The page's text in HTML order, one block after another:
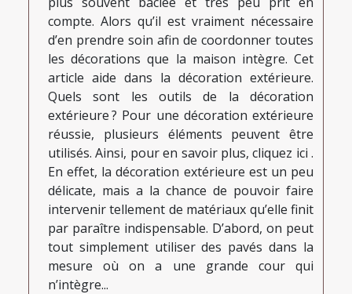
compte. Alors qu’il est vraiment nécessaire
d’en prendre soin afin de coordonner toutes
les décorations que la maison intègre. Cet
article aide dans la décoration extérieure.
Quels sont les outils de la décoration
extérieure ? Pour une décoration extérieure
réussie, plusieurs éléments peuvent être
utilisés. Ainsi, pour en savoir plus, cliquez ici .
En effet, la décoration extérieure est un peu
délicate, mais a la chance de pouvoir faire
intervenir tellement de matériaux qu’elle finit
par paraître indispensable. D’abord, on peut
tout simplement utiliser des pavés dans la
mesure où on a une grande cour qui
n’intègre...